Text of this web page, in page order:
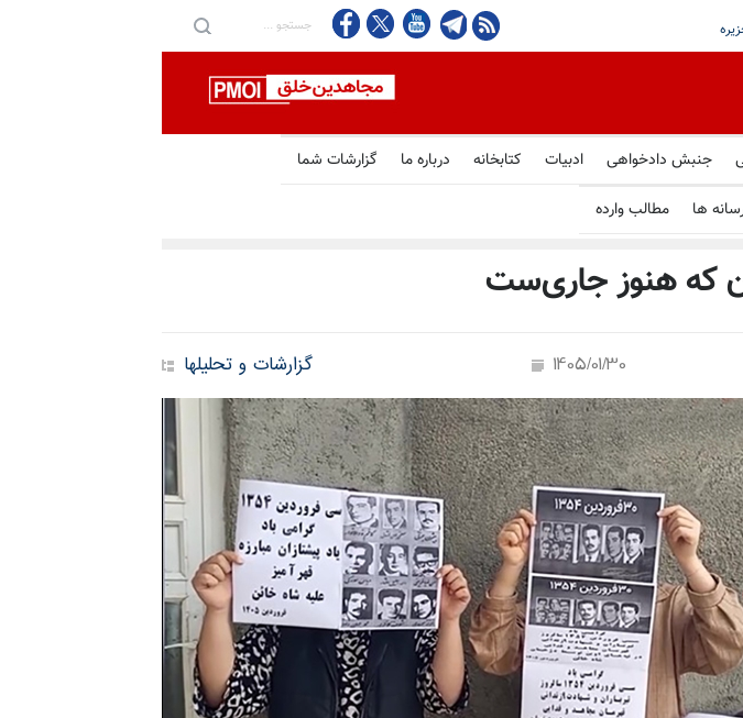
جنبش دادخواهی ادبیات کتابخانه درباره ما گزارشات شما
ها مطالب وارده
که هنوز جاری‌ست
گزارشات و تحلیلها 1405/01/30